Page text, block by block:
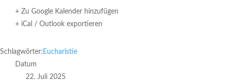
+ Zu Google Kalender hinzufügen
+ iCal / Outlook exportieren
Schlagwörter: Eucharistie
Datum
22. Juli 2025